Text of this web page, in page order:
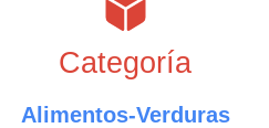
Categoría
Alimentos-Verduras